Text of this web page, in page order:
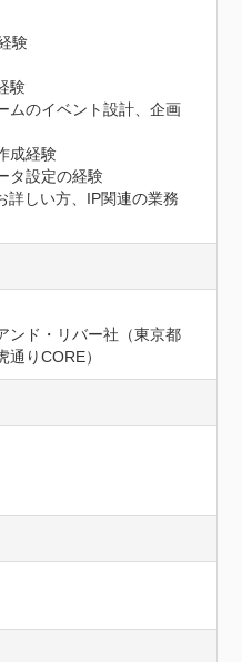
験
験
ムのイベント設計、企画
成経験
タ設定の経験
詳しい方、IP関連の業務
ンド・リバー社（東京都
りCORE）